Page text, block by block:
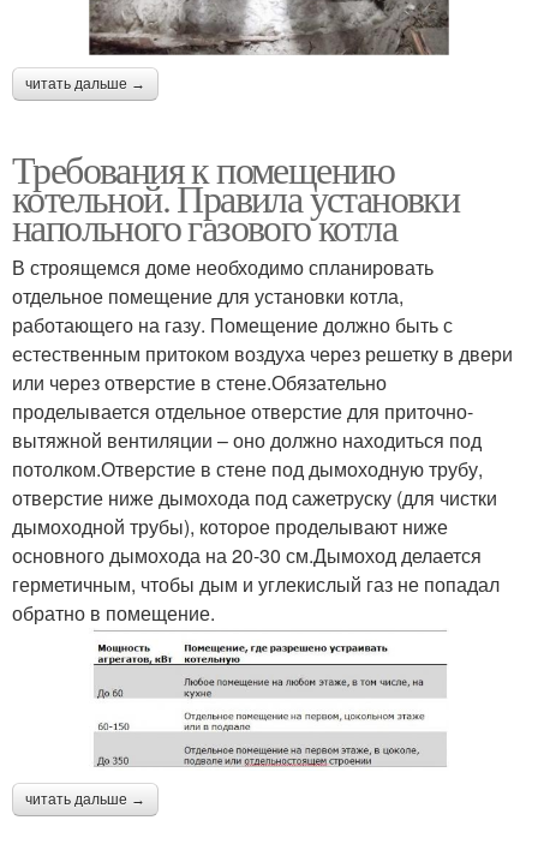
читать дальше →
Требования к помещению
котельной. Правила установки
напольного газового котла
В строящемся доме необходимо спланировать
отдельное помещение для установки котла,
работающего на газу. Помещение должно быть с
естественным притоком воздуха через решетку в двери
или через отверстие в стене.Обязательно
проделывается отдельное отверстие для приточно-
вытяжной вентиляции – оно должно находиться под
потолком.Отверстие в стене под дымоходную трубу,
отверстие ниже дымохода под сажетруску (для чистки
дымоходной трубы), которое проделывают ниже
основного дымохода на 20-30 см.Дымоход делается
герметичным, чтобы дым и углекислый газ не попадал
обратно в помещение.
читать дальше →